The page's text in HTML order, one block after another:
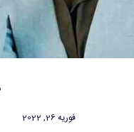
فوریه 26, 2022